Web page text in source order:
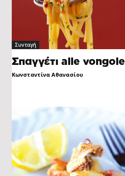
Συνταγή
Σπαγγέτι alle vongole
Κωνσταντίνα Αθανασίου -